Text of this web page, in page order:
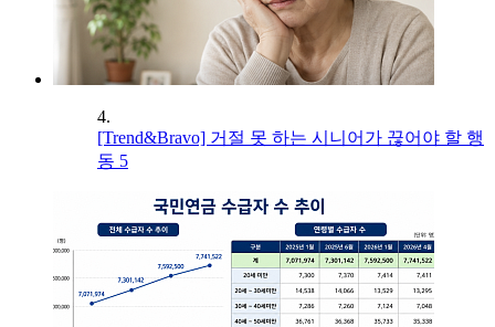
4.
[Trend&Bravo] 거절 못 하는 시니어가 끊어야 할 행
동 5